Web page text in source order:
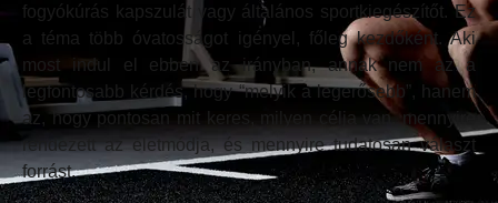
fogyókúrás kapszulát vagy általános sportkiegészítőt. Ez
a téma több óvatosságot igényel, főleg kezdőként. Aki
most indul el ebben az irányban, annak nem az a
legfontosabb kérdés, hogy “melyik a legerősebb”, hanem
az, hogy pontosan mit keres, milyen célja van, mennyire
rendezett az életmódja, és mennyire tudatosan választ
forrást.